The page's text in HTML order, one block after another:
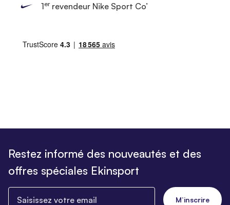
1errevendeur Nike Sport Co’
Restez informé des nouveautés et des
offres spéciales Ekinsport
M’inscrire